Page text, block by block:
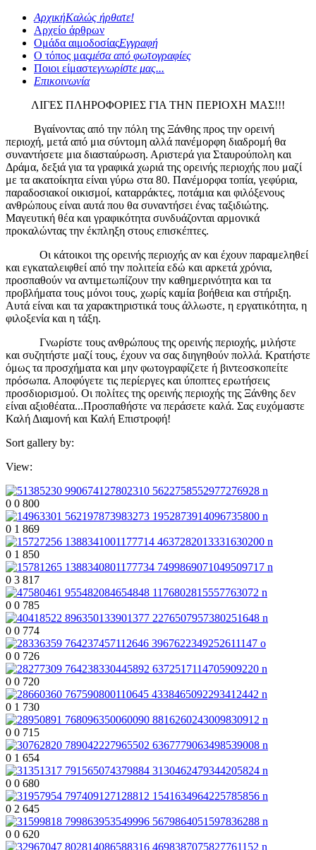
ΑρχικήΚαλώς ήρθατε!
Αρχείο άρθρων
Ομάδα αιμοδοσίαςΕγγραφή
Ο τόπος μαςμέσα από φωτογραφίες
Ποιοι είμαστεγνωρίστε μας...
Επικοινωνία
ΛΙΓΕΣ ΠΛΗΡΟΦΟΡΙΕΣ ΓΙΑ ΤΗΝ ΠΕΡΙΟΧΗ ΜΑΣ!!!
Βγαίνοντας από την πόλη της Ξάνθης προς την ορεινή
περιοχή, μετά από μια σύντομη αλλά πανέμορφη διαδρομή θα
συναντήσετε μια διασταύρωση. Αριστερά για Σταυρούπολη και
Δράμα, δεξιά για τα γραφικά χωριά της ορεινής περιοχής που μαζί
με τα ακατοίκητα είναι γύρω στα 80. Πανέμορφα τοπία, γεφύρια,
παραδοσιακοί οικισμοί, καταρράκτες, ποτάμια και φιλόξενους
ανθρώπους είναι αυτά που θα συναντήσει ένας ταξιδιώτης.
Μαγευτική θέα και γραφικότητα συνδυάζονται αρμονικά
προκαλώντας την έκπληξη στους επισκέπτες.
Οι κάτοικοι της ορεινής περιοχής αν και έχουν παραμεληθεί
και εγκαταλειφθεί από την πολιτεία εδώ και αρκετά χρόνια,
προσπαθούν να αντιμετωπίζουν την καθημερινότητα και τα
προβλήματα τους μόνοι τους, χωρίς καμία βοήθεια και στήριξη.
Αυτά είναι και τα χαρακτηριστικά τους άλλωστε, η εργατικότητα, η
φιλοξενία και η τάξη.
Γνωρίστε τους ανθρώπους της ορεινής περιοχής, μιλήστε
και συζητήστε μαζί τους, έχουν να σας διηγηθούν πολλά. Κρατήστε
όμως τα προσχήματα και μην φωτογραφίζετε ή βιντεοσκοπείτε
πρόσωπα. Αποφύγετε τις περίεργες και ύποπτες ερωτήσεις
προσδιορισμού. Οι πολίτες της ορεινής περιοχής της Ξάνθης δεν
είναι αξιοθέατα...Προσπαθήστε να περάσετε καλά. Σας ευχόμαστε
Καλή Διαμονή και Καλή Επιστροφή!
Sort gallery by:
View:
0 0 800
0 1 869
0 1 850
0 3 817
0 0 785
0 0 774
0 0 726
0 0 720
0 1 730
0 0 715
0 1 654
0 0 680
0 2 645
0 0 620